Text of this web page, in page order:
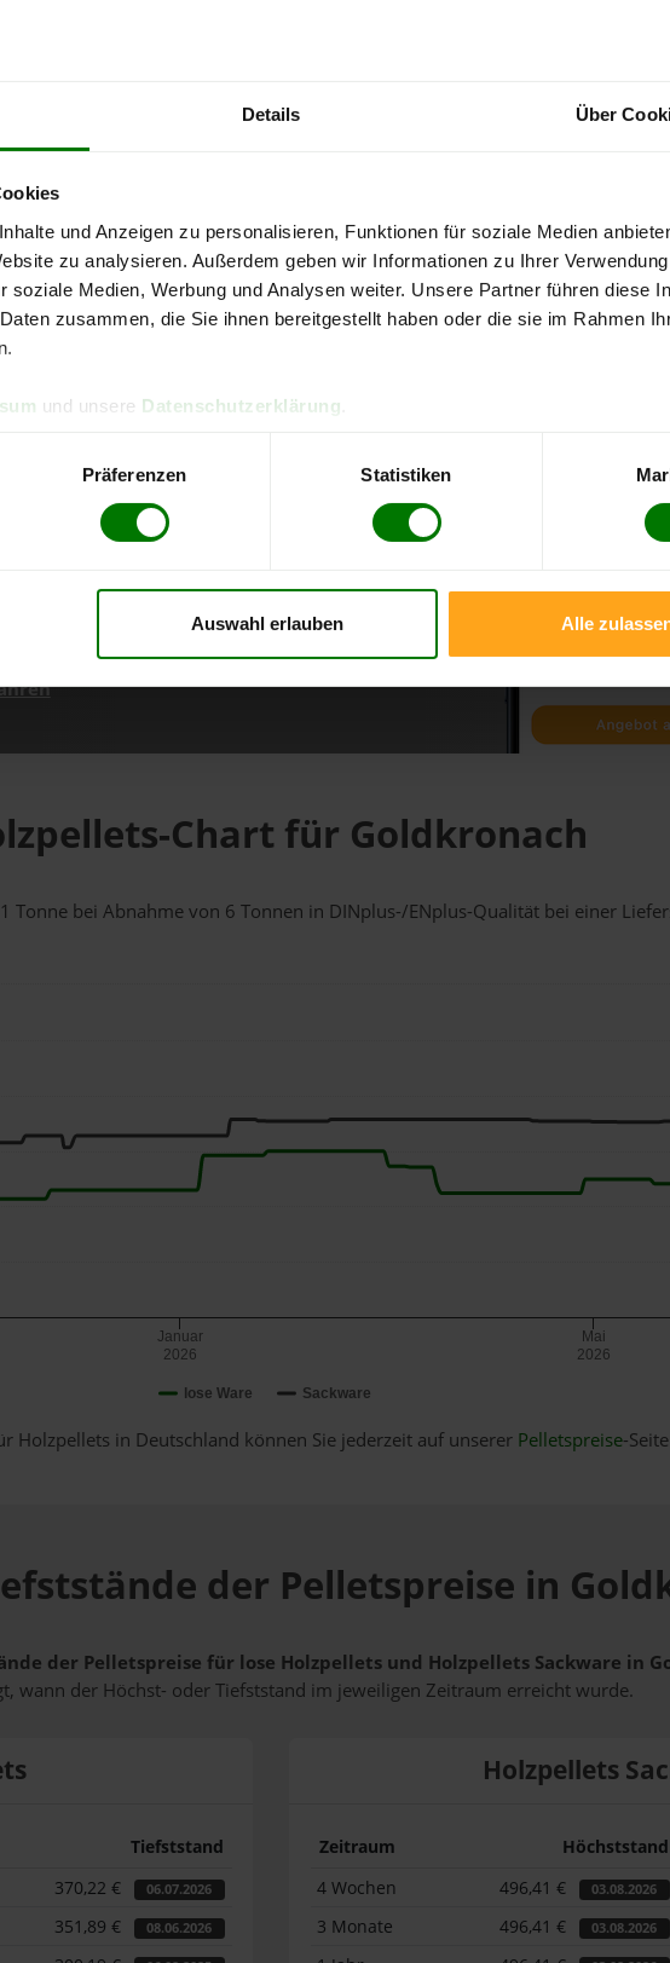
Details Über
und Anzeigen zu personalisieren, Funktionen für soziale Medien
zu analysieren. Außerdem geben wir Informationen zu Ihrer
soziale Medien, Werbung und Analysen weiter. Unsere Partner führen diese
zusammen, die Sie ihnen bereitgestellt haben oder die sie im Rahmen
und unsere Datenschutzerklärung
Präferenzen Statistiken
Auswahl erlauben Alle
kostenlose
direkt online bestellen
aktuellen Stand
Chart für Goldkronach
Tonne bei Abnahmevon 6 Tonnen in DINplus-/ENplus-Qualität bei einer
lose Ware Sackware
Januar
2026
Mai
2026
Holzpellets in Deutschland können Sie jederzeit auf unserer Pelletspreise-
der Pelletspreise in
der Pelletspreise für lose Holzpellets und Holzpellets Sackware in
wann der Höchst- oder Tiefststand im jeweiligen Zeitraum erreicht wurde.
Tiefststand
370,22 € 06.07.2026
351,89 € 08.06.2026
Holzpellets
Zeitraum Höchststand
4 Wochen
496,41 € 03.08.2026
3 Monate 496,41 € 03.08.2026